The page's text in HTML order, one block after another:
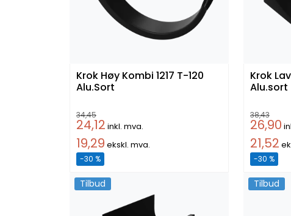
Krok Høy Kombi 1217 T-120
Alu.Sort
34,45
24,12 inkl. mva.
19,29 ekskl. mva.
-30 %
Krok Lav
Alu.sort
38,43
26,90
21,52
-30 %
Tilbud Tilbud